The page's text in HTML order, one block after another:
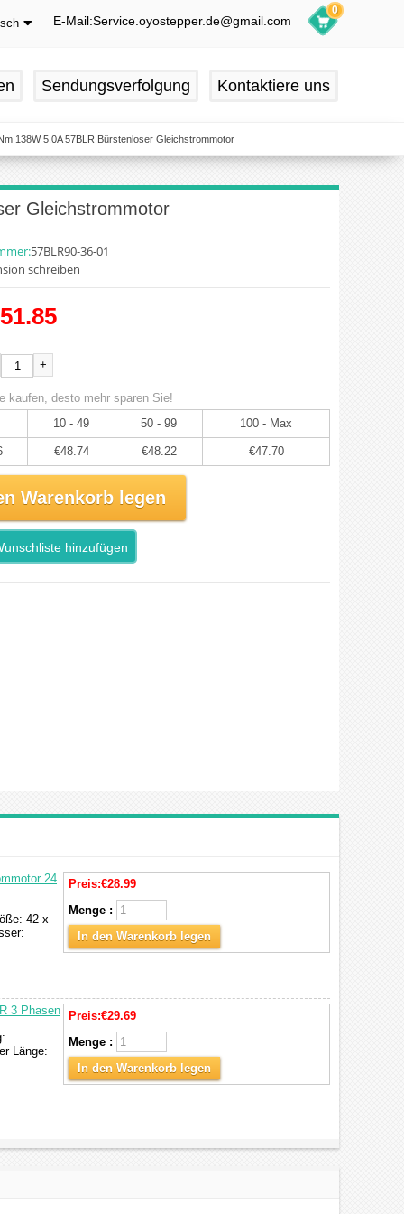
E-Mail:Service.oyostepper.de@gmail.com
0
Sendungsverfolgung Kontaktiere uns
138W 5.0A 57BLR Bürstenloser Gleichstrommotor
Gleichstrommotor
57BLR90-36-01
schreiben
+
kaufen, desto mehr sparen Sie!
10 - 49 50 - 99 100 - Max
€48.74 €48.22 €47.70
Warenkorb legen
hinzufügen
24
42 x
Preis:€28.99
Menge :
In den Warenkorb legen
3 Phasen
Länge:
Preis:€29.69
Menge :
In den Warenkorb legen